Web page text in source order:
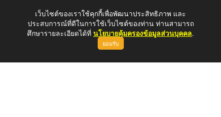
อ.เมือง จ.หนองคาย 43000
โทรศัพท์: 042-414758 โทรสาร: 042-414759
E-Mail: saraban_05430110@dla.go.th
เว็บไซต์ของเราใช้คุกกี้เพื่อพัฒนาประสิทธิภาพ และ
ประสบการณ์ที่ดีในการใช้เว็บไซต์ของท่าน ท่านสามารถ
ศึกษารายละเอียดได้ที่ นโยบายคุ้มครองข้อมูลส่วนบุคคล.
ยอมรับ